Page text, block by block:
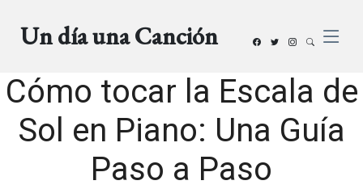
Un día una Canción
Cómo tocar la Escala de
Sol en Piano: Una Guía
Paso a Paso